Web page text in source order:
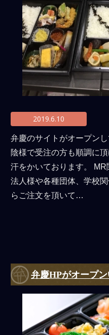
2019.6.10
弁慶のサイトがオープン
陰様で受注の方も順調に
汗をかいております。
法人様や各種団体、学校
らご注文を頂いて…
弁慶HPがオープン